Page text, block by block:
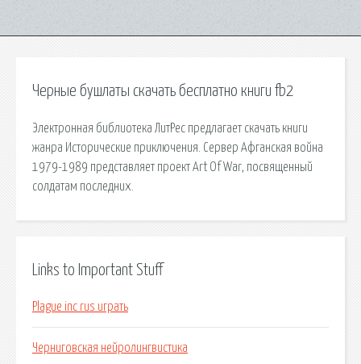
Черные бушлаты скачать бесплатно книги fb2
Электронная библиотека ЛитРес предлагает скачать книги
жанра Исторические приключения. Сервер Афганская война
1979-1989 представляет проект Art Of War, посвященный
солдатам последних.
Links to Important Stuff
Plague inc rus играть
Черниговская нейролингвистика